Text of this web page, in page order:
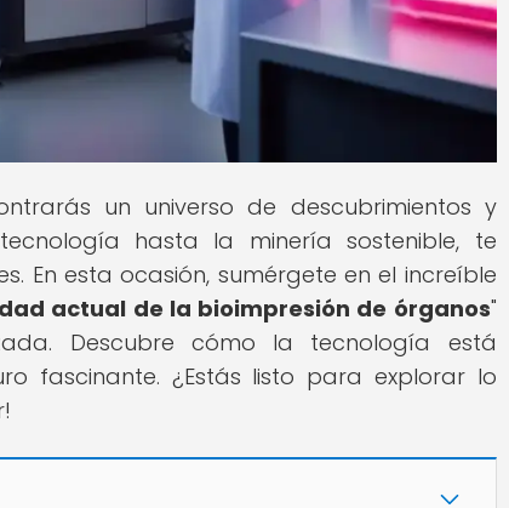
un universo de descubrimientos y
hasta la minería sostenible, te
En esta ocasión, sumérgete en el increíble
actual de la bioimpresión de órganos"
Descubre cómo la tecnología está
fascinante. ¿Estás listo para explorar lo